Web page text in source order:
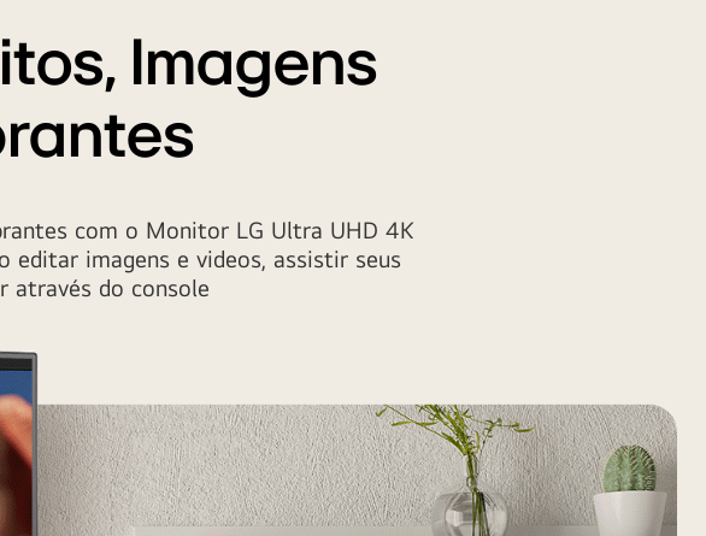
Imagens
com o Monitor LG Ultra UHD 4K
editar imagens e videos, assistir seus
através do console